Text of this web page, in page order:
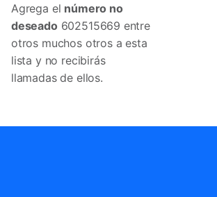
Agrega el número no
deseado 602515669 entre
otros muchos otros a esta
lista y no recibirás
llamadas de ellos.